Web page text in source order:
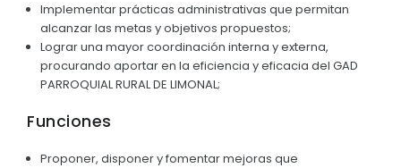
Implementar prácticas administrativas que permitan
alcanzar las metas y objetivos propuestos;
Lograr una mayor coordinación interna y externa,
procurando aportar en la eficiencia y eficacia del GAD
PARROQUIAL RURAL DE LIMONAL;
Funciones
Proponer, disponer y fomentar mejoras que